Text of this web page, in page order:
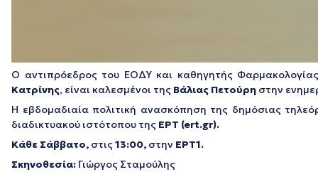
Ο αντιπρόεδρος του ΕΟΔΥ και καθηγητής
Κατρίνης, είναι καλεσμένοι της Βάλιας Πετούρη στην
Η εβδομαδιαία πολιτική ανασκόπηση της δημόσιας
διαδικτυακού ιστότοπου της ΕΡΤ (ert.gr).
Κάθε Σάββατο, στις13:00, στην ΕΡΤ1.
Σκηνοθεσία: Γιώργος Σταμούλης